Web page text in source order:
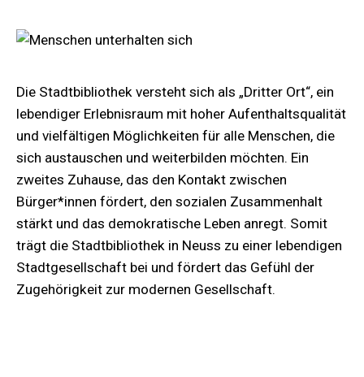
Die Stadtbibliothek versteht sich als „Dritter Ort“, ein
lebendiger Erlebnisraum mit hoher Aufenthaltsqualität
und vielfältigen Möglichkeiten für alle Menschen, die
sich austauschen und weiterbilden möchten. Ein
zweites Zuhause, das den Kontakt zwischen
Bürger*innen fördert, den sozialen Zusammenhalt
stärkt und das demokratische Leben anregt. Somit
trägt die Stadtbibliothek in Neuss zu einer lebendigen
Stadtgesellschaft bei und fördert das Gefühl der
Zugehörigkeit zur modernen Gesellschaft.